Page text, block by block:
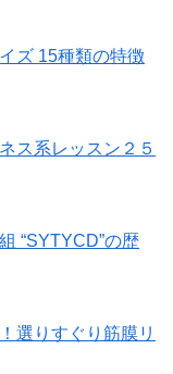
ズ 15種類の特徴
ス系レッスン２５
“SYTYCD”の歴
選りすぐり筋膜リ